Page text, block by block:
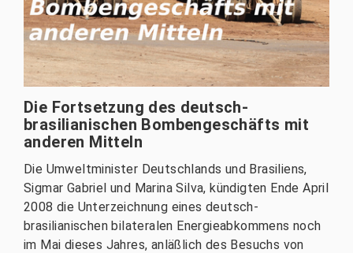
Die Fortsetzung des deutsch-
brasilianischen Bombengeschäfts mit
anderen Mitteln
Die Umweltminister Deutschlands und Brasiliens,
Sigmar Gabriel und Marina Silva, kündigten Ende April
2008 die Unterzeichnung eines deutsch-
brasilianischen bilateralen Energieabkommens noch
im Mai dieses Jahres, anläßlich des Besuchs von